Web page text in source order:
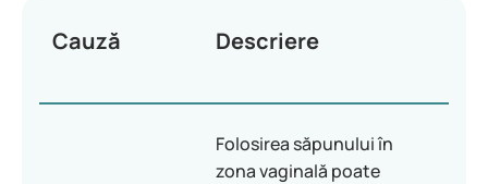
Cauză Descriere
Folosirea săpunului în
zona vaginală poate